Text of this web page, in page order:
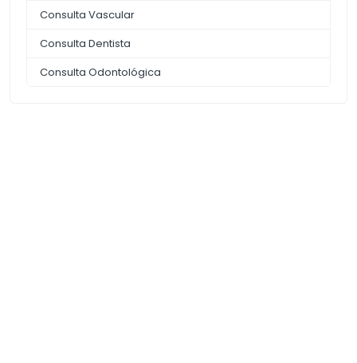
Consulta Vascular
Consulta Dentista
Consulta Odontológica